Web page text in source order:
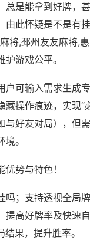
总是能拿到好牌，
由此怀疑是不是有
将,邳州友友麻将,
游戏公平。
户可输入需求生成专
藏操作痕迹，实现“
与好友对局），但
。
势与特色！
吗；支持透视全局
提高好牌率及快速
果，提升胜率。